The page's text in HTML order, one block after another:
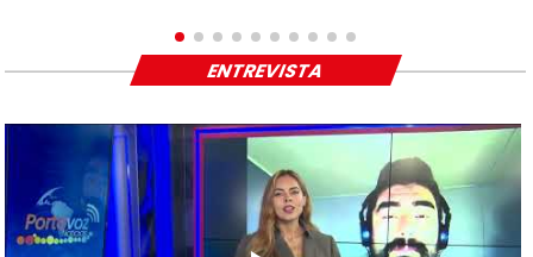
ENTREVISTA